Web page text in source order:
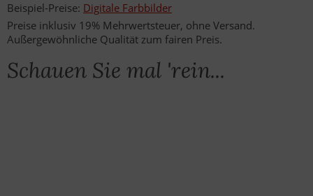
Beispiel-Preise: Digitale Farbbilder
Preise inklusiv 19% Mehrwertsteuer, ohne Versand.
Außergewöhnliche Qualität zum fairen Preis.
Schauen Sie mal 'rein...